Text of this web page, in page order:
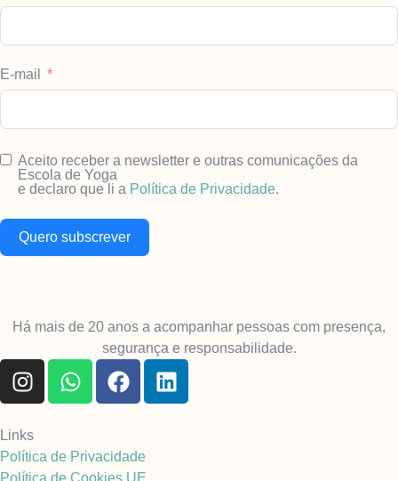
E-mail
Aceito receber a newsletter e outras comunicações da
Escola de Yoga
e declaro que li a Política de Privacidade.
Quero subscrever
Há mais de 20 anos a acompanhar pessoas com presença,
segurança e responsabilidade.
Links
Política de Privacidade